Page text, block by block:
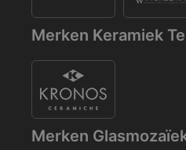
Merken Keramiek
Merken